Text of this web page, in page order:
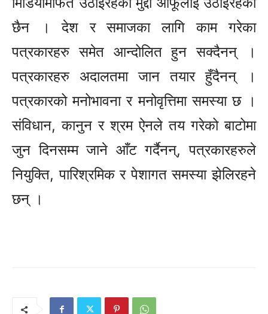
छैन । देश र समाजका लागि काम गरेका
पत्रकारहरु समेत आन्दोलित हुन सक्दैनन् ।
पत्रकारहरु अदालतमा जान तयार हुँदैनन् ।
पत्रकारको मनोभावना र मनोवृत्तिमा समस्या छ ।
संविधान, कानुन र श्रम ऐनले तय गरेको बाटोमा
जुन दिनसम्म जाने आँट गर्दैनन्, पत्रकारहरुले
नियुक्ति, पारिश्रमिक र पेशागत समस्या झेलिरहने
छन् ।